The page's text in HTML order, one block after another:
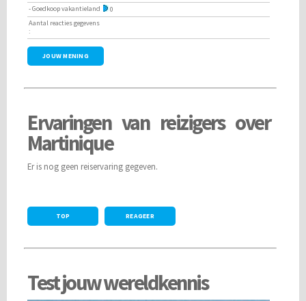
- Goedkoop vakantieland
0
Aantal reacties gegevens
:
JOUW MENING
Ervaringen van reizigers over
Martinique
Er is nog geen reiservaring gegeven.
TOP REAGEER
Test jouw wereldkennis